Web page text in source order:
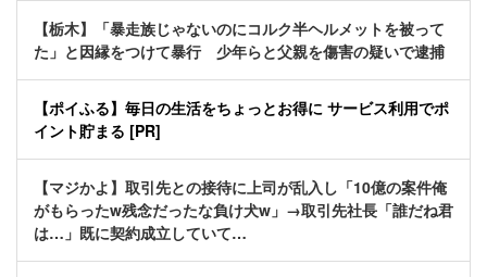
【栃木】「暴走族じゃないのにコルク半ヘルメットを被って
た」と因縁をつけて暴行 少年らと父親を傷害の疑いで逮捕
【ポイふる】毎日の生活をちょっとお得に サービス利用でポ
イント貯まる [PR]
【マジかよ】取引先との接待に上司が乱入し「10億の案件俺
がもらったw残念だったな負け犬w」→取引先社長「誰だね君
は…」既に契約成立していて…